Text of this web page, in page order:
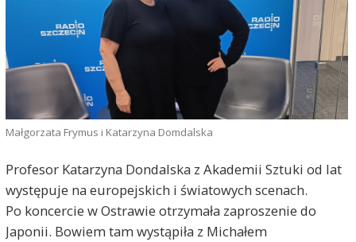
Małgorzata Frymus i Katarzyna Domdalska
Profesor Katarzyna Dondalska z Akademii Sztuki od lat
występuje na europejskich i światowych scenach.
Po koncercie w Ostrawie otrzymała zaproszenie do
Japonii. Bowiem tam wystąpiła z Michałem